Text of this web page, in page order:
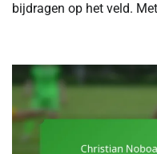
bijdragen op het veld.